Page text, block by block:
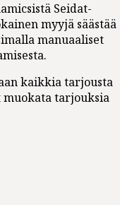
Seidat-
myyjä säästää
manuaaliset
kaikkia tarjousta
tarjouksia